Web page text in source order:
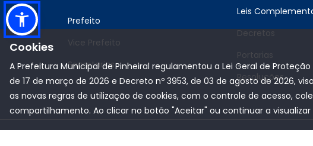
Prefeito
Vice Prefeito
Secretarias
Leis
Decretos
Portarias
Resoluções
Cookies
A Prefeitura Municipal de Pinheiral regulamentou a Lei Geral de Proteção
de 17 de março de 2026 e Decreto nº 3953, de 03 de agosto de 2026,
as novas regras de utilização de cookies, com o controle de acesso,
compartilhamento. Ao clicar no botão "Aceitar" ou continuar a